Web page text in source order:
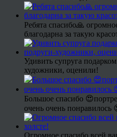
Ребята спасибо🙏
благодарна за такую
Удивить супруга
художники, оценили!
Большое спасибо
очень очень понравилось
Огромное спасибо всей